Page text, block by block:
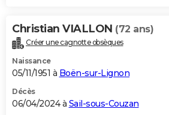
Christian VIALLON (72 ans)
Créer une cagnotte obsèques
Naissance
05/11/1951 à Boën-sur-Lignon
Décès
06/04/2024 à Sail-sous-Couzan